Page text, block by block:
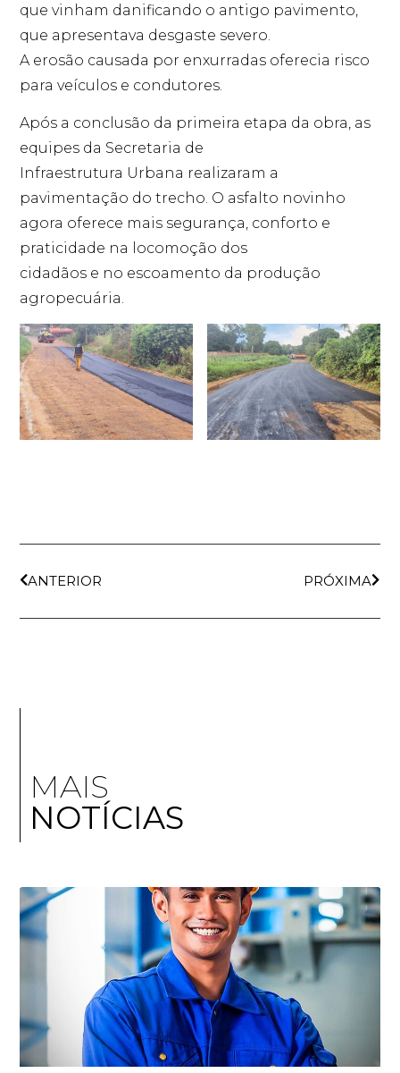
que vinham danificando o antigo pavimento,
que apresentava desgaste severo.
A erosão causada por enxurradas oferecia risco
para veículos e condutores.
Após a conclusão da primeira etapa da obra, as
equipes da Secretaria de
Infraestrutura Urbana realizaram a
pavimentação do trecho. O asfalto novinho
agora oferece mais segurança, conforto e
praticidade na locomoção dos
cidadãos e no escoamento da produção
agropecuária.
ANTERIOR PRÓXIMA
MAIS
NOTÍCIAS